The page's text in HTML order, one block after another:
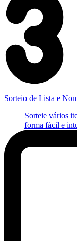
Sorteio de Lista e
Sorteie vários
forma fácil e